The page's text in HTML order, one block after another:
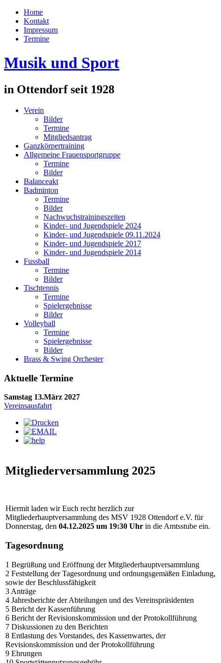
Home
Kontakt
Impressum
Termine
Musik und Sport
in Ottendorf seit 1928
Verein
Bilder
Termine
Mitgliedsantrag
Ganzkörpertraining
Allgemeine Frauensportgruppe
Termine
Bilder
Balanceakt
Badminton
Termine
Bilder
Nachwuchstrainingszeiten
Kinder- und Jugendspiele 2024
Kinder- und Jugendspiele 09.11.2024
Kinder- und Jugendspiele 2017
Kinder- und Jugendspiele 2014
Fussball
Termine
Bilder
Tischtennis
Termine
Spielergebnisse
Bilder
Volleyball
Termine
Spielergebnisse
Bilder
Brass & Swing Orchester
Aktuelle Termine
Samstag 13.März 2027
Vereinsausfahrt
Mitgliederversammlung 2025
Hiermit laden wir Euch recht herzlich zur
Mitgliederhauptversammlung des MSV 1928 Ottendorf e.V. für
Donnerstag, den 04.12.2025 um 19:30 Uhr in die Amtsstube ein.
Tagesordnung
1 Begrüßung und Eröffnung der Mitgliederhauptversammlung
2 Feststellung der Tagesordnung und ordnungsgemäßen Einladung,
sowie der Beschlussfähigkeit
3 Anträge
4 Jahresberichte der Abteilungen und des Vereinspräsidenten
5 Bericht der Kassenführung
6 Bericht der Revisionskommission und der Protokollführung
7 Diskussionen zu den Berichten
8 Entlastung des Vorstandes, des Kassenwartes, der
Revisionskommission und der Protokollführung
9 Ehrungen